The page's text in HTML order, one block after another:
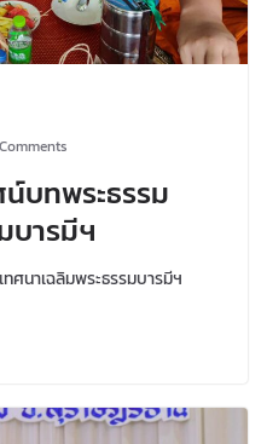
บทพระธรรม
บารมีฯ
นาเฉลิมพระธรรมบารมีฯ